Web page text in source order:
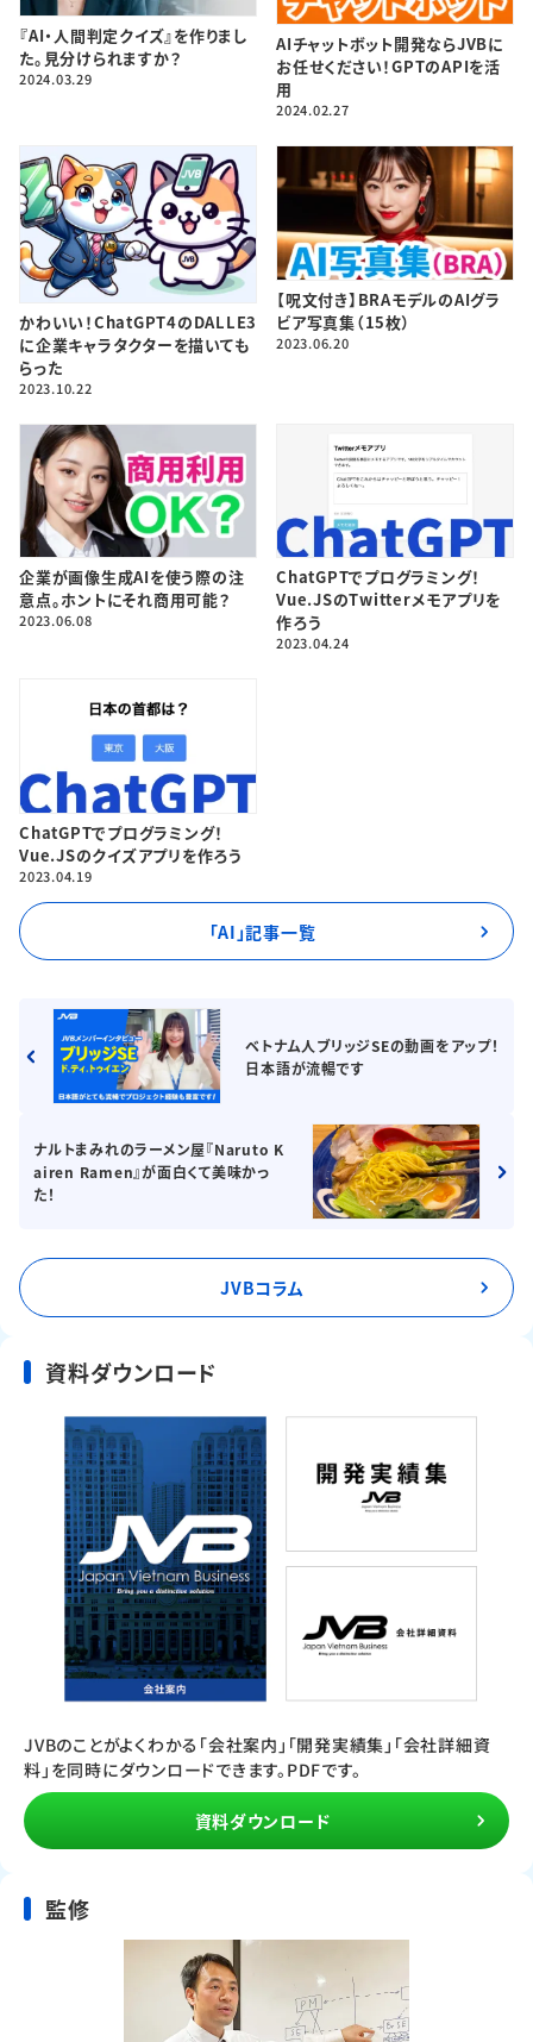
『AI・人間判定クイズ』を作りまし
た。見分けられますか？
2024.03.29
AIチャットボット開発ならJVBに
お任せください！GPTのAPIを活
用
2024.02.27
かわいい！ChatGPT4のDALLE3
に企業キャラタクターを描いても
らった
2023.10.22
【呪文付き】BRAモデルのAIグラ
ビア写真集（15枚）
2023.06.20
企業が画像生成AIを使う際の注
意点。ホントにそれ商用可能？
2023.06.08
ChatGPTでプログラミング！
Vue.JSのTwitterメモアプリを
作ろう
2023.04.24
ChatGPTでプログラミング！
Vue.JSのクイズアプリを作ろう
2023.04.19
「AI」記事一覧
ベトナム人ブリッジSEの動画をアップ！
日本語が流暢です
ナルトまみれのラーメン屋『Naruto K
airen Ramen』が面白くて美味かっ
た！
JVBコラム
資料ダウンロード
JVBのことがよくわかる「会社案内」「開発実績集」「会社詳細資
料」を同時にダウンロードできます。PDFです。
資料ダウンロード
監修